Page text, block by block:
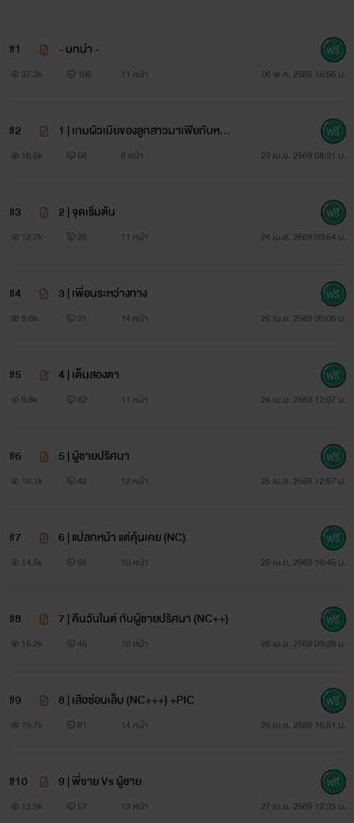
#1 - บทนำ -
37.3k 106 11 หน้า 06 พ.ค. 2569 16:56 น.
#2
1 | เกมผัวเมียของลูกสาวมาเฟียกับหมอ
สูติ
16.5k 56 8 หน้า 23 เม.ย. 2569 08:21 น.
#3 2 | จุดเริ่มต้น
12.7k 28 11 หน้า 24 เม.ย. 2569 00:54 น.
#4 3 | เพื่อนระหว่างทาง
9.6k 31 14 หน้า 25 เม.ย. 2569 00:06 น.
#5 4 | เต็มสองตา
9.8k 52 11 หน้า 24 เม.ย. 2569 12:07 น.
#6 5 | ผู้ชายปริศนา
10.1k 42 12 หน้า 25 เม.ย. 2569 12:57 น.
#7 6 | แปลกหน้า แต่คุ้นเคย (NC)
14.5k 58 10 หน้า 25 เม.ย. 2569 16:45 น.
#8 7 | คืนวันไนต์ กับผู้ชายปริศนา (NC++)
15.2k 45 10 หน้า 26 เม.ย. 2569 09:28 น.
#9 8 | เสือซ่อนเล็บ (NC+++) +PIC
19.7k 81 14 หน้า 26 เม.ย. 2569 15:51 น.
#10 9 | พี่ชาย Vs ผู้ชาย
12.9k 57 13 หน้า 27 เม.ย. 2569 12:33 น.